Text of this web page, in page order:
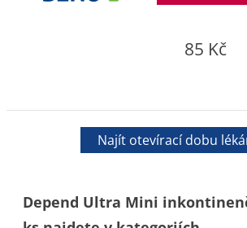
85 Kč
Najít otevírací dobu
Depend Ultra Mini